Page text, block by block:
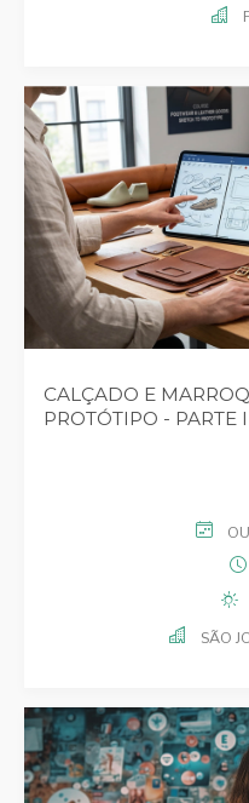
CALÇADO E
PROTÓTIPO - PARTE I
SÃO